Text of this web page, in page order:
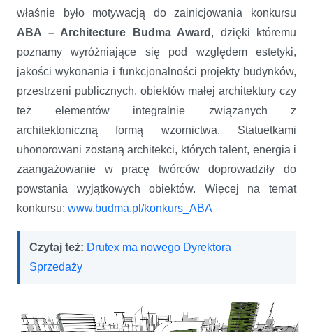
właśnie było motywacją do zainicjowania konkursu
ABA – Architecture Budma Award , dzięki któremu
poznamy wyróżniające się pod względem estetyki,
jakości wykonania i funkcjonalności projekty budynków,
przestrzeni publicznych, obiektów małej architektury czy
też elementów integralnie związanych z
architektoniczną formą wzornictwa. Statuetkami
uhonorowani zostaną architekci, których talent, energia i
zaangażowanie w pracę twórców doprowadziły do
powstania wyjątkowych obiektów. Więcej na temat
konkursu: www.budma.pl/konkurs_ABA
Czytaj też: Drutex ma nowego Dyrektora
Sprzedaży